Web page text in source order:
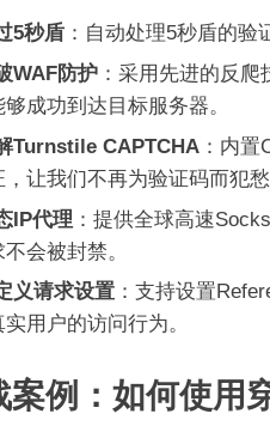
5秒盾 ：自动处理5秒盾的
WAF防护 ：采用先进的反
成功到达目标服务器。
Turnstile CAPTCHA ：内
让我们不再为验证码而犯愁
IP代理 ：提供全球高速
会被封禁。
义请求设置 ：支持设置
用户的访问行为。
案例：如何使用